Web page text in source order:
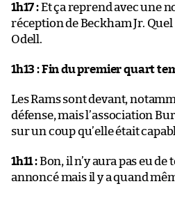
1h17 :Et ça reprend avec une
réception de Beckham Jr.
Odell.
1h13 :Fin du premier quart
Les Rams sont devant,
défense, mais l’association
sur un coup qu’elle était
1h11 :Bon, il n’y aura pas eu
annoncé mais il y a quand